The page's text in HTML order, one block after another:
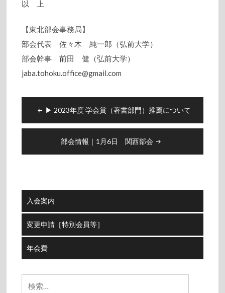
以 上
【東北部会事務局】
部会代表 佐々木 純一郎（弘前大学）
部会幹事 前田 健（弘前大学）
jaba.tohoku.office@gmail.com
ナ
ゲ
ョ
ン
▶︎ 2023年度 学会賞（著書部門）推薦について
部会情報｜1月6日 関西部会
入会案内
変更申請［特別会員等］
年会費